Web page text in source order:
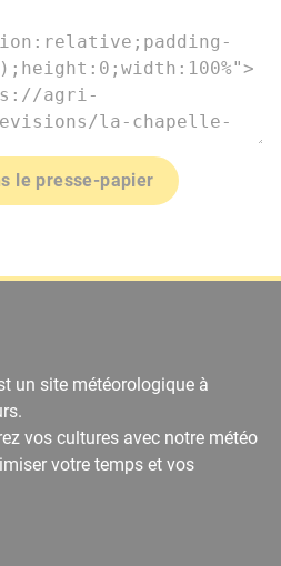
le presse-papier
un site météorologique à
vos cultures avec notre météo
votre temps et vos